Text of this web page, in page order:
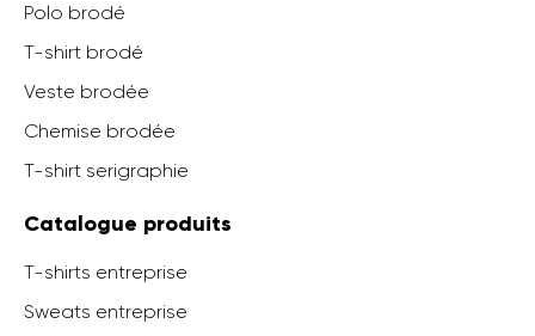
Polo brodé
T-shirt brodé
Veste brodée
Chemise brodée
T-shirt serigraphie
Catalogue produits
T-shirts entreprise
Sweats entreprise